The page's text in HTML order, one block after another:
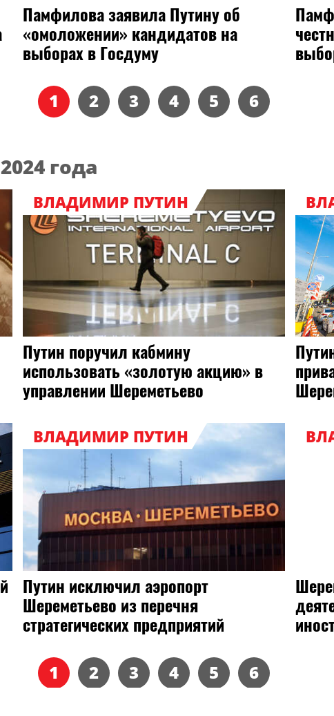
Памфилова заявила Путину об
«омоложении» кандидатов на
выборах в Госдуму
1 2 3 4 5 6
года
ВЛАДИМИР ПУТИН
Путин поручил кабмину
использовать «золотую акцию» в
управлении Шереметьево
ВЛАДИМИР ПУТИН
Путин исключил аэропорт
Шереметьево из перечня
стратегических предприятий
1 2 3 4 5 6